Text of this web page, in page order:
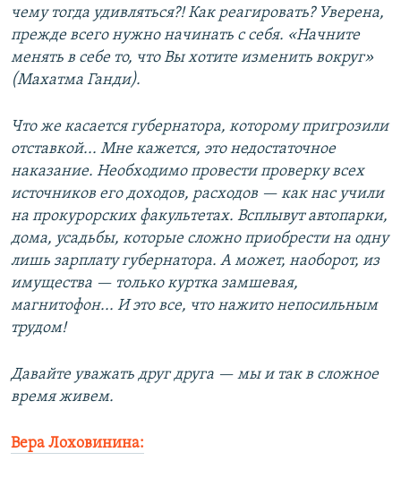
чему тогда удивляться?! Как реагировать? Уверена,
прежде всего нужно начинать с себя. «Начните
менять в себе то, что Вы хотите изменить вокруг»
(Махатма Ганди).
Что же касается губернатора, которому пригрозили
отставкой... Мне кажется, это недостаточное
наказание. Необходимо провести проверку всех
источников его доходов, расходов — как нас учили
на прокурорских факультетах. Всплывут автопарки,
дома, усадьбы, которые сложно приобрести на одну
лишь зарплату губернатора. А может, наоборот, из
имущества — только куртка замшевая,
магнитофон... И это все, что нажито непосильным
трудом!
Давайте уважать друг друга — мы и так в сложное
время живем.
Вера Лоховинина: